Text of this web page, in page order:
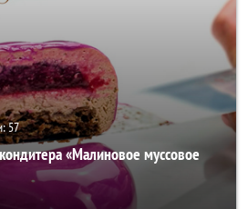
57
«Малиновое муссовое